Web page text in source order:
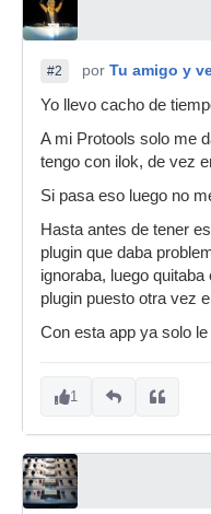
#2 por Tu amigo y
Yo llevo cacho de
A mi Protools solo me
tengo con ilok, de vez
Si pasa eso luego no
Hasta antes de tener
plugin que daba
ignoraba, luego
plugin puesto otra vez
Con esta app ya solo
1